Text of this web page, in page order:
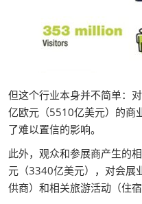
但这个行业本身并不简单：
亿欧元（5510亿美元）的商
了难以置信的影响。
此外，观众和参展商产生的
元（3340亿美元），对会展
供商）和相关旅游活动（住